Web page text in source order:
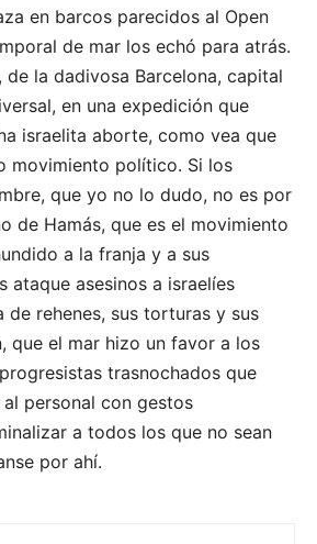
en barcos parecidos al Open
de mar los echó para atrás.
de la dadivosa Barcelona, capital
en una expedición que
israelita aborte, como vea que
movimiento político. Si los
que yo no lo dudo, no es por
de Hamás, que es el movimiento
a la franja y a sus
ataque asesinos a israelíes
de rehenes, sus torturas y sus
que el mar hizo un favor a los
progresistas trasnochados que
personal con gestos
a todos los que no sean
por ahí.